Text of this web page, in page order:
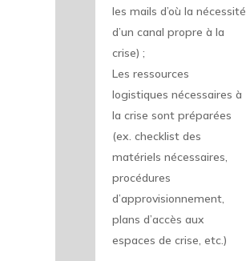
les mails d’où la nécessité
d’un canal propre à la
crise) ;
Les ressources
logistiques nécessaires à
la crise sont préparées
(ex. checklist des
matériels nécessaires,
procédures
d’approvisionnement,
plans d’accès aux
espaces de crise, etc.)